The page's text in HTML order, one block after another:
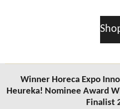
Winner Horeca Expo
Heureka! Nominee Award
Finalist